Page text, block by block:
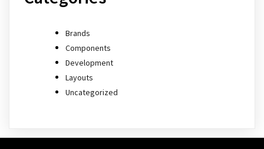
Brands
Components
Development
Layouts
Uncategorized